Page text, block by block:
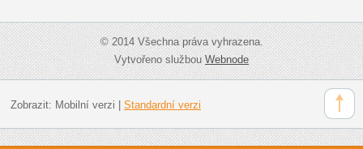
© 2014 Všechna práva vyhrazena.
Vytvořeno službouWebnode
Zobrazit: Mobilní verzi Standardní verzi